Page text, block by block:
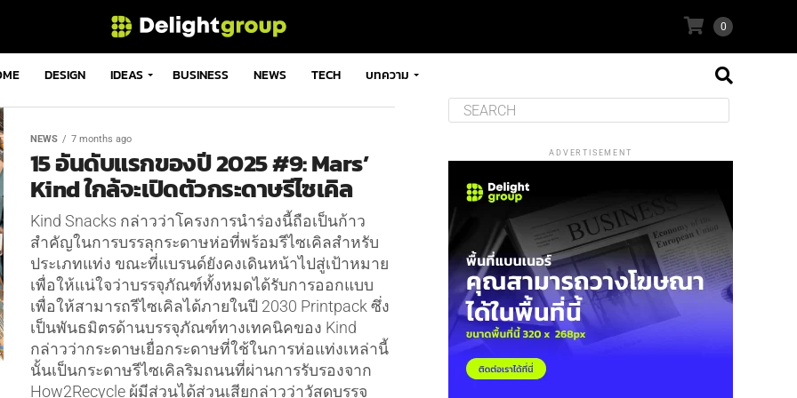
0
DESIGN IDEAS BUSINESS NEWS TECH บทความ
NEWS 7 months ago
15 อันดับแรกของปี 2025 #9: Mars’
Kind ใกล้จะเปิดตัวกระดาษรีไซเคิล
Kind Snacks กล่าวว่าโครงการนำร่องนี้ถือเป็นก้าว
สำคัญในการบรรลุกระดาษห่อที่พร้อมรีไซเคิลสำหรับ
ประเภทแท่ง ขณะที่แบรนด์ยังคงเดินหน้าไปสู่เป้าหมาย
เพื่อให้แน่ใจว่าบรรจุภัณฑ์ทั้งหมดได้รับการออกแบบ
เพื่อให้สามารถรีไซเคิลได้ภายในปี 2030 Printpack ซึ่ง
เป็นพันธมิตรด้านบรรจุภัณฑ์ทางเทคนิคของ Kind
กล่าวว่ากระดาษเยื่อกระดาษที่ใช้ในการห่อแท่งเหล่านี้
นั้นเป็นกระดาษรีไซเคิลริมถนนที่ผ่านการรับรองจาก
How2Recycle ผู้มีส่วนได้ส่วนเสียกล่าวว่าวัสดุบรรจุ
ADVERTISEMENT